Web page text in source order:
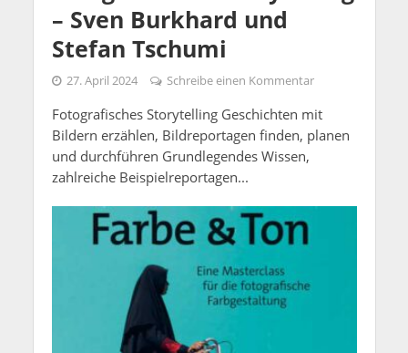
– Sven Burkhard und
Stefan Tschumi
27. April 2024 Schreibe einen Kommentar
Fotografisches Storytelling Geschichten mit
Bildern erzählen, Bildreportagen finden, planen
und durchführen Grundlegendes Wissen,
zahlreiche Beispielreportagen...